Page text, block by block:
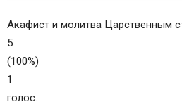
Икос 1
Икос 2
Акафист и молитва Царственным
5
(100%)
1
голос.